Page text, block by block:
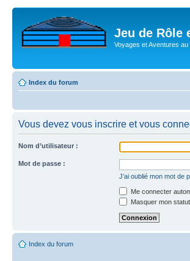
Jeu de Rôle
Voyages et Aventures
Index du forum
Vous devez vous inscrire et vous
Nom d’utilisateur :
Mot de passe :
J’ai oublié mon mot de
Me connecter
Masquer mon
Index du forum